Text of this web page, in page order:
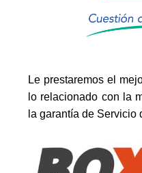
Le prestaremos el
lo relacionado con la
la garantía de Servicio